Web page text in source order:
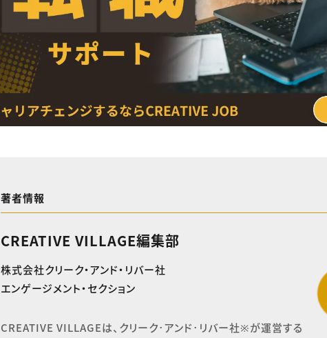
著者情報
CREATIVE VILLAGE編集部
株式会社クリーク・アンド・リバー社
エンゲージメント・セクション
CREATIVE VILLAGEは、クリーク･アンド･リバー社※が運営する